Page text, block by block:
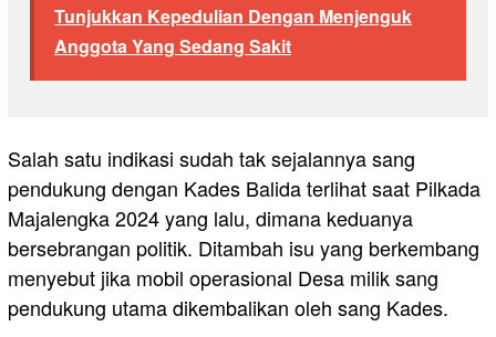
Tunjukkan Kepedulian Dengan Menjenguk
Anggota Yang Sedang Sakit
Salah satu indikasi sudah tak sejalannya sang
pendukung dengan Kades Balida terlihat saat Pilkada
Majalengka 2024 yang lalu, dimana keduanya
bersebrangan politik. Ditambah isu yang berkembang
menyebut jika mobil operasional Desa milik sang
pendukung utama dikembalikan oleh sang Kades.